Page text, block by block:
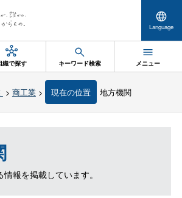
Language
織で探す キーワード検索 メニュー
> 商工業> 現在の位置 地方機関
報を掲載しています。